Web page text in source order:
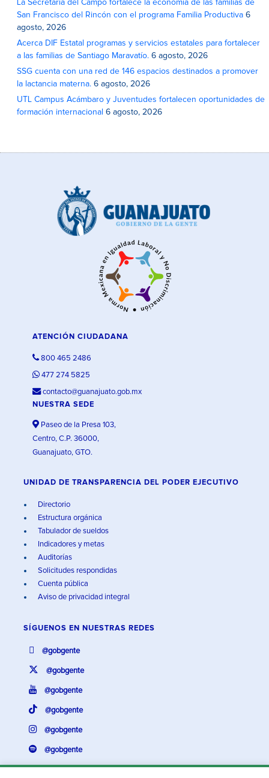
La Secretaria del Campo fortalece la economía de las familias de
San Francisco del Rincón con el programa Familia Productiva 6
agosto, 2026
Acerca DIF Estatal programas y servicios estatales para fortalecer
a las familias de Santiago Maravatío. 6 agosto, 2026
SSG cuenta con una red de 146 espacios destinados a promover
la lactancia materna. 6 agosto, 2026
UTL Campus Acámbaro y Juventudes fortalecen oportunidades de
formación internacional 6 agosto, 2026
ATENCIÓN CIUDADANA
800 465 2486
477 274 5825
contacto@guanajuato.gob.mx
NUESTRA SEDE
Paseo de la Presa 103,
Centro, C.P. 36000,
Guanajuato, GTO.
UNIDAD DE TRANSPARENCIA DEL PODER EJECUTIVO
Directorio
Estructura orgánica
Tabulador de sueldos
Indicadores y metas
Auditorías
Solicitudes respondidas
Cuenta pública
Aviso de privacidad integral
SÍGUENOS EN NUESTRAS REDES
@gobgente
@gobgente
@gobgente
@gobgente
@gobgente
@gobgente